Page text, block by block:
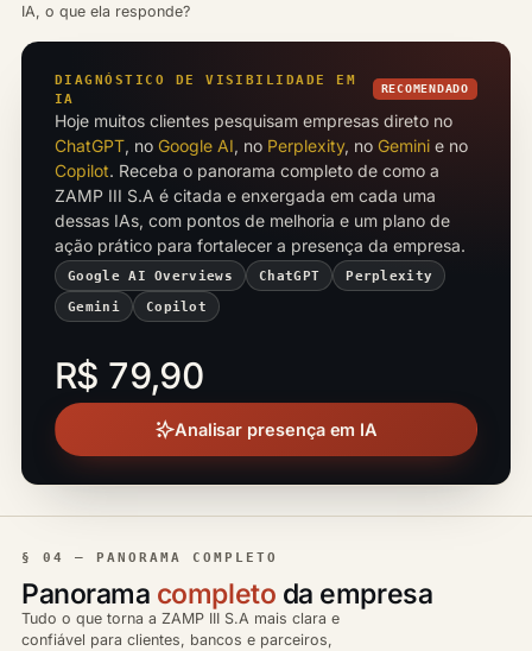
IA, o que ela responde?
DIAGNÓSTICO DE VISIBILIDADE EM
IA
RECOMENDADO
Hoje muitos clientes pesquisam empresas direto no
ChatGPT, no Google AI, no Perplexity, no Gemini e no
Copilot. Receba o panorama completo de como a
ZAMP III S.A é citada e enxergada em cada uma
dessas IAs, com pontos de melhoria e um plano de
ação prático para fortalecer a presença da empresa.
Google AI Overviews ChatGPT Perplexity
Gemini Copilot
R$ 79,90
Analisar presença em IA
§ 04 — PANORAMA COMPLETO
Panorama completo da empresa
Tudo o que torna a ZAMP III S.A mais clara e
confiável para clientes, bancos e parceiros,